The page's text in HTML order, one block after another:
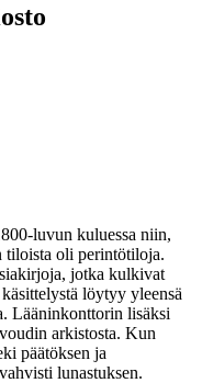
luvun kuluessa niin,
tiloista oli perintötiloja.
jotka kulkivat
löytyy yleensä
Lääninkonttorin lisäksi
arkistosta. Kun
päätöksen ja
lunastuksen.